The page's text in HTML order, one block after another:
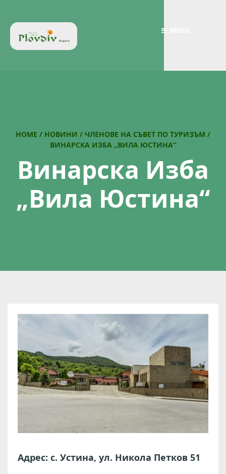
HOME / НОВИНИ / ЧЛЕНОВЕ НА СЪВЕТ ПО ТУРИЗЪМ /
ВИНАРСКА ИЗБА „ВИЛА ЮСТИНА“
Винарска Изба
„Вила Юстина“
В
Адрес: с. Устина, ул. Никола Петков 51